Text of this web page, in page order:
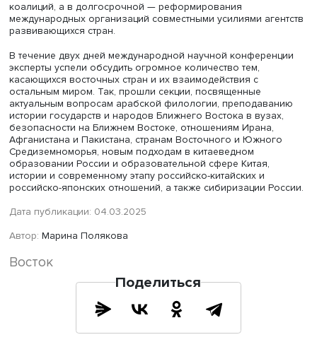
зрения исследований: цифровые инструменты
выявить зависимости, которые никакими другими
выявить нельзя.
Профессор Института международных отношений